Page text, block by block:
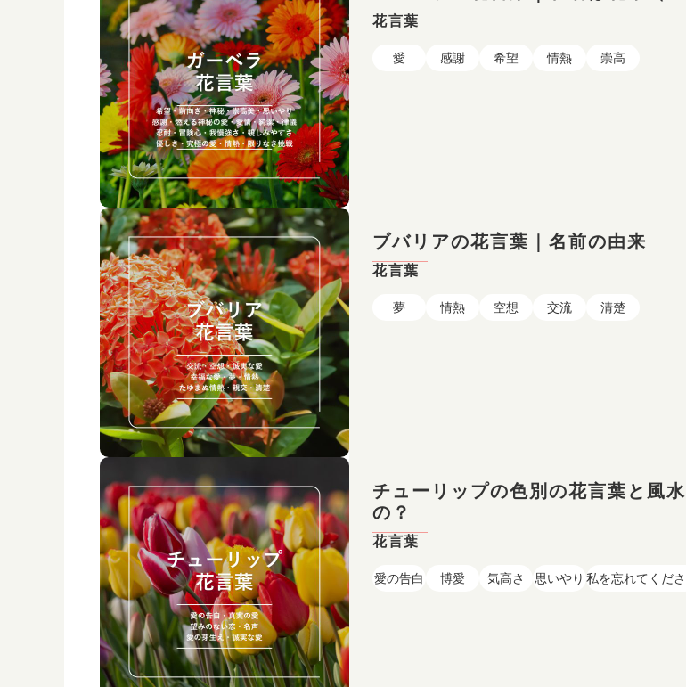
花言葉
愛 感謝 希望 情熱 崇高
ブバリアの花言葉｜名前の由来
花言葉
夢 情熱 空想 交流 清楚
チューリップの色別の花言葉と風
の？
花言葉
愛の告白 博愛 気高さ 思いやり 私を忘れてくだ